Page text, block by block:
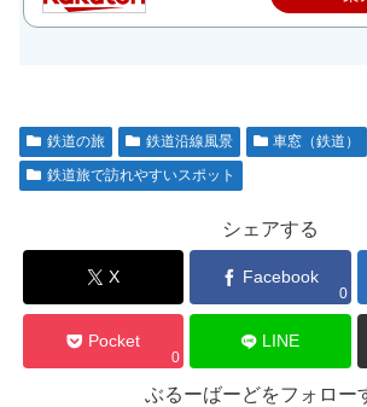
鉄道の旅 鉄道沿線風景 車窓（鉄道）
鉄道旅で訪れやすいスポット
シェアする
X Facebook
0
Pocket
0
LINE
ぶるーばーどをフォロー